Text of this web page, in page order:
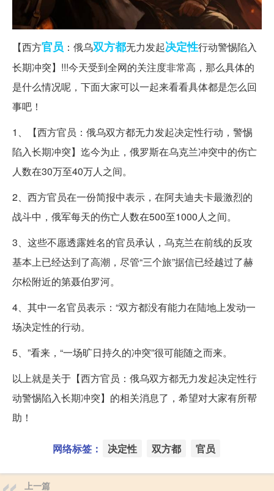
【西方官员 ：俄乌双方都无力发起决定性行动警惕陷入
长期冲突】!!!今天受到全网的关注度非常高，那么具体的
是什么情况呢，下面大家可以一起来看看具体都是怎么回
事吧！
1、【西方官员：俄乌双方都无力发起决定性行动，警惕
陷入长期冲突】迄今为止，俄罗斯在乌克兰冲突中的伤亡
人数在30万至40万人之间。
2、西方官员在一份简报中表示，在阿夫迪夫卡最激烈的
战斗中，俄军每天的伤亡人数在500至1000人之间。
3、这些不愿透露姓名的官员承认，乌克兰在前线的反攻
基本上已经达到了高潮，尽管“三个旅”据信已经越过了赫
尔松附近的第聂伯罗河。
4、其中一名官员表示：“双方都没有能力在陆地上发动一
场决定性的行动。
5、”看来，“一场旷日持久的冲突”很可能随之而来。
以上就是关于【西方官员：俄乌双方都无力发起决定性行
动警惕陷入长期冲突】的相关消息了，希望对大家有所帮
助！
网络标签： 决定性 双方都 官员
上一篇